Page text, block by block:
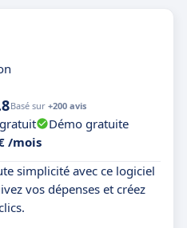
Basé sur +200 avis
Démo gratuite
/mois
simplicité avec ce logiciel
vos dépenses et créez